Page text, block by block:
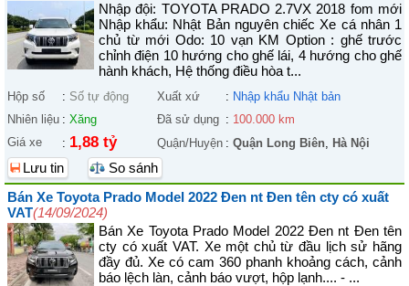
Nhập đội: TOYOTA PRADO 2.7VX 2018 fom mới
Nhập khẩu: Nhật Bản nguyên chiếc Xe cá nhân 1
chủ từ mới Odo: 10 vạn KM Option : ghế trước
chỉnh điện 10 hướng cho ghế lái, 4 hướng cho ghế
hành khách, Hệ thống điều hòa t...
Hộp số : Số tự động Xuất xứ : Nhập khẩu Nhật bản
Nhiên liệu : Xăng Đã sử dụng : 100.000 km
Giá xe
: 1,88 tỷ Quận/Huyện : Quận Long Biên, Hà Nội
Lưu tin
So sánh
Bán Xe Toyota Prado Model 2022 Đen nt Đen tên cty có xuất
VAT(14/09/2024)
Bán Xe Toyota Prado Model 2022 Đen nt Đen tên
cty có xuất VAT. Xe một chủ từ đầu lịch sử hãng
đầy đủ. Xe có cam 360 phanh khoảng cách, cảnh
báo lệch làn, cảnh báo vượt, hộp lạnh.... - ...